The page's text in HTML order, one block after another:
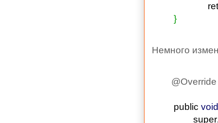
}
Немного
@Override
public void
super